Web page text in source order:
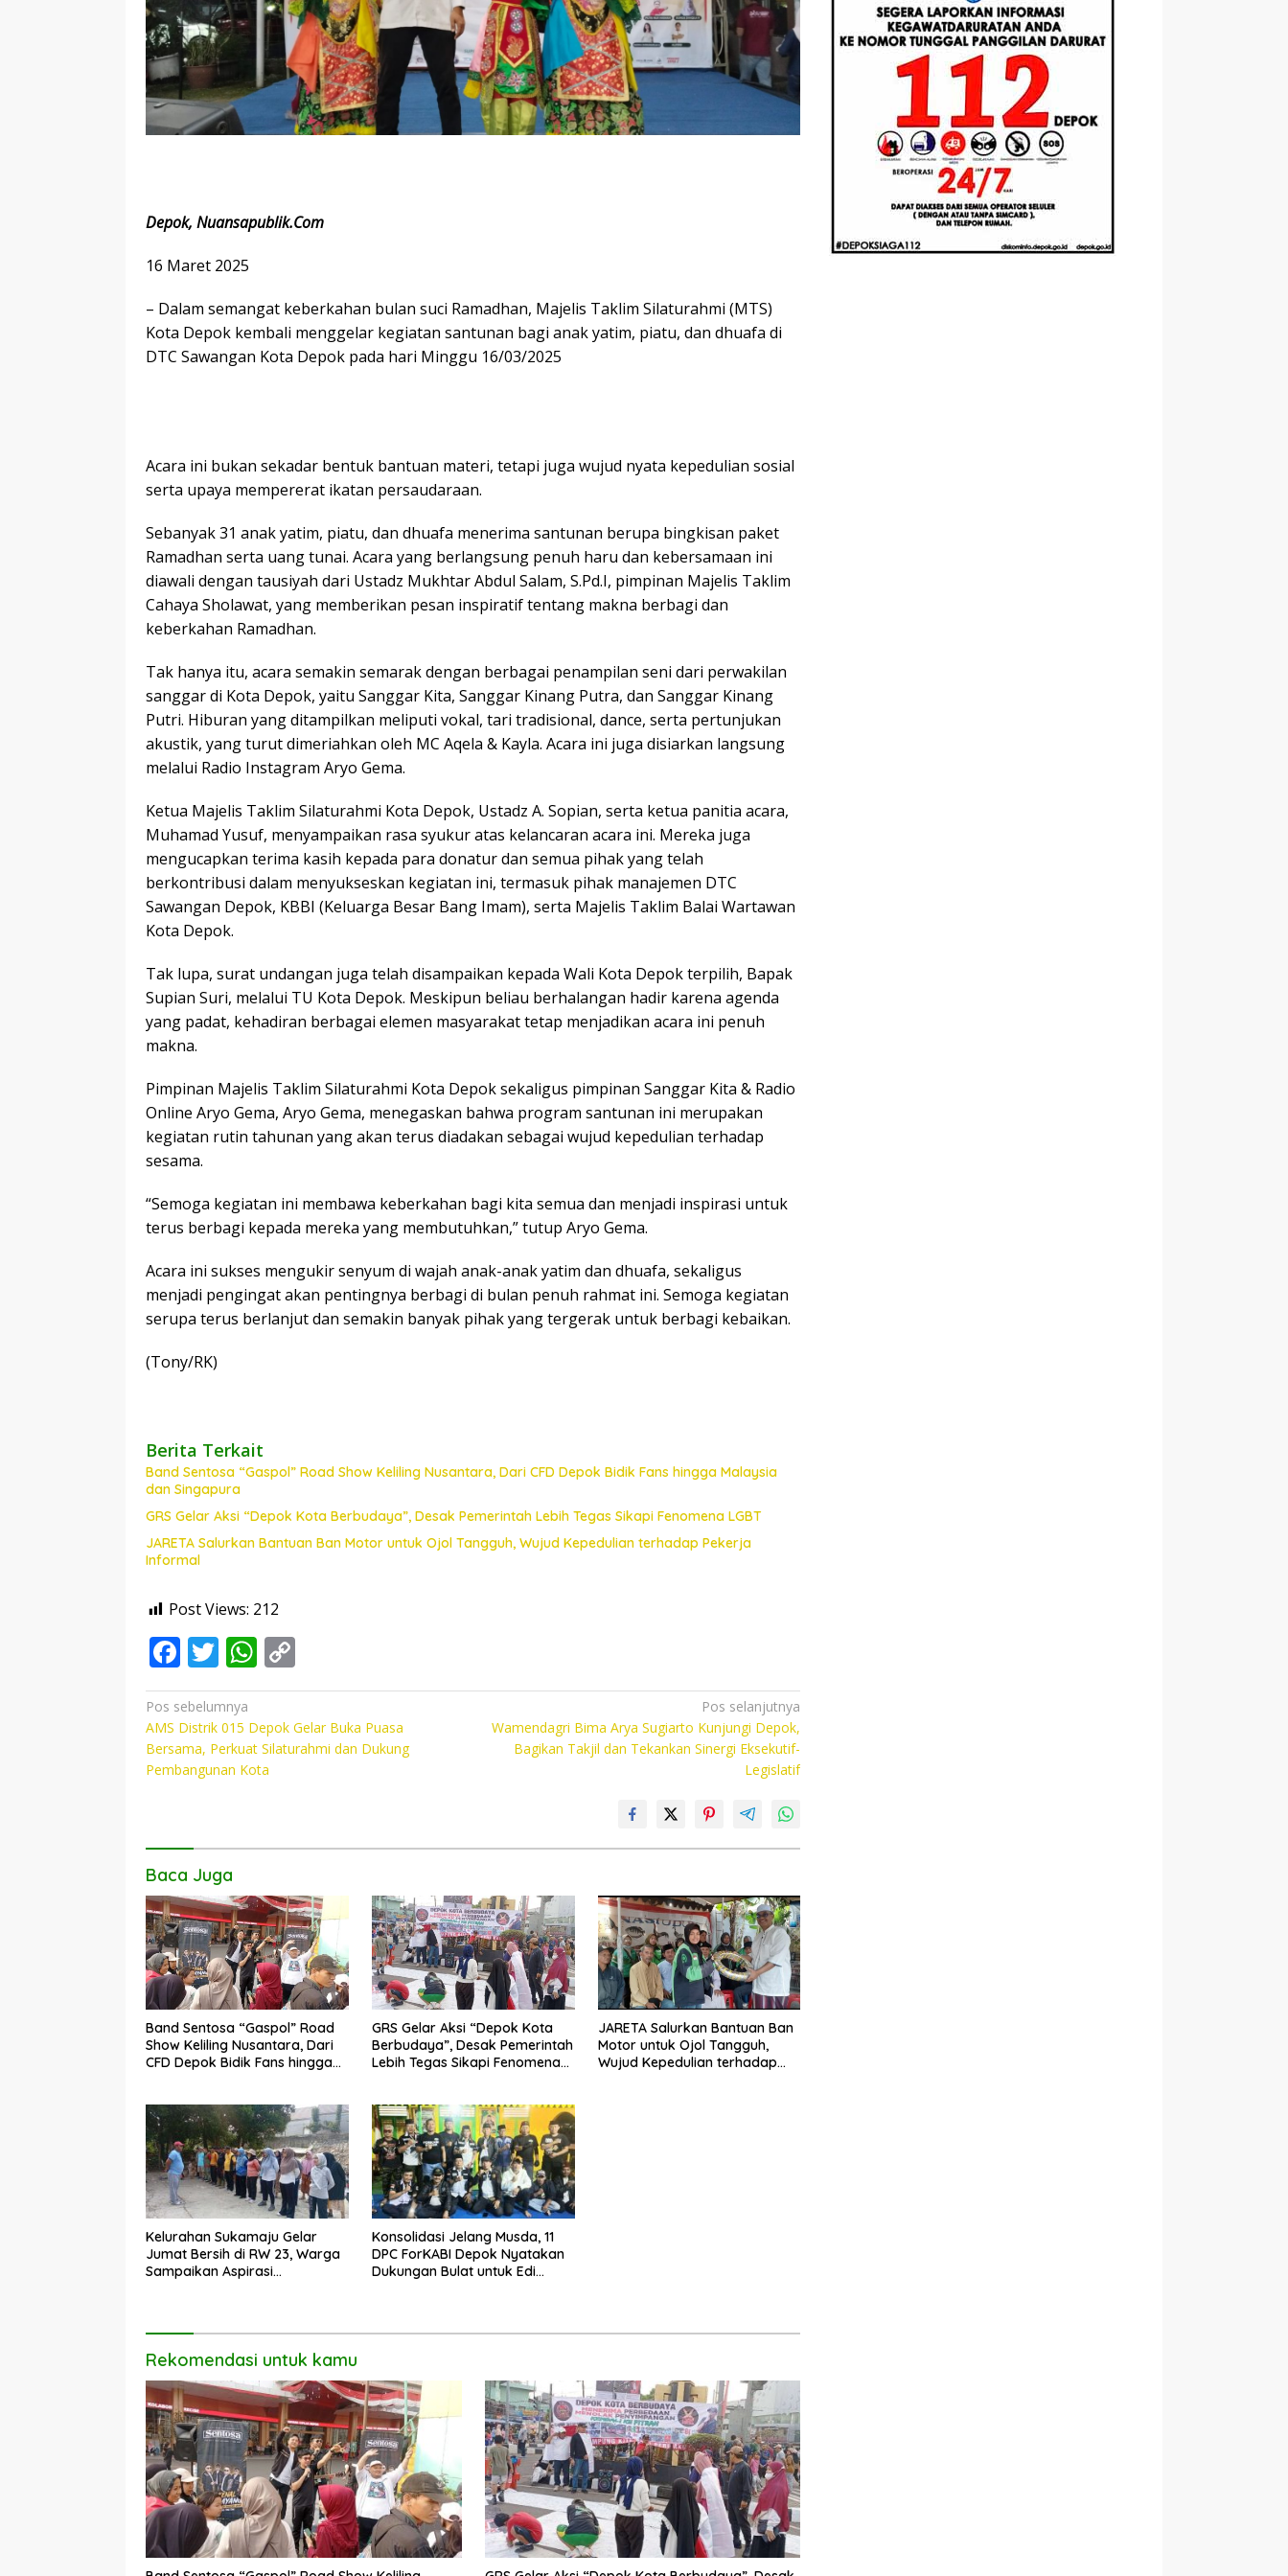
Depok, Nuansapublik.Com
16 Maret 2025
– Dalam semangat keberkahan bulan suci Ramadhan, Majelis Taklim Silaturahmi (MTS)
Kota Depok kembali menggelar kegiatan santunan bagi anak yatim, piatu, dan dhuafa di
DTC Sawangan Kota Depok pada hari Minggu 16/03/2025
Acara ini bukan sekadar bentuk bantuan materi, tetapi juga wujud nyata kepedulian sosial
serta upaya mempererat ikatan persaudaraan.
Sebanyak 31 anak yatim, piatu, dan dhuafa menerima santunan berupa bingkisan paket
Ramadhan serta uang tunai. Acara yang berlangsung penuh haru dan kebersamaan ini
diawali dengan tausiyah dari Ustadz Mukhtar Abdul Salam, S.Pd.I, pimpinan Majelis Taklim
Cahaya Sholawat, yang memberikan pesan inspiratif tentang makna berbagi dan
keberkahan Ramadhan.
Tak hanya itu, acara semakin semarak dengan berbagai penampilan seni dari perwakilan
sanggar di Kota Depok, yaitu Sanggar Kita, Sanggar Kinang Putra, dan Sanggar Kinang
Putri. Hiburan yang ditampilkan meliputi vokal, tari tradisional, dance, serta pertunjukan
akustik, yang turut dimeriahkan oleh MC Aqela & Kayla. Acara ini juga disiarkan langsung
melalui Radio Instagram Aryo Gema.
Ketua Majelis Taklim Silaturahmi Kota Depok, Ustadz A. Sopian, serta ketua panitia acara,
Muhamad Yusuf, menyampaikan rasa syukur atas kelancaran acara ini. Mereka juga
mengucapkan terima kasih kepada para donatur dan semua pihak yang telah
berkontribusi dalam menyukseskan kegiatan ini, termasuk pihak manajemen DTC
Sawangan Depok, KBBI (Keluarga Besar Bang Imam), serta Majelis Taklim Balai Wartawan
Kota Depok.
Tak lupa, surat undangan juga telah disampaikan kepada Wali Kota Depok terpilih, Bapak
Supian Suri, melalui TU Kota Depok. Meskipun beliau berhalangan hadir karena agenda
yang padat, kehadiran berbagai elemen masyarakat tetap menjadikan acara ini penuh
makna.
Pimpinan Majelis Taklim Silaturahmi Kota Depok sekaligus pimpinan Sanggar Kita & Radio
Online Aryo Gema, Aryo Gema, menegaskan bahwa program santunan ini merupakan
kegiatan rutin tahunan yang akan terus diadakan sebagai wujud kepedulian terhadap
sesama.
“Semoga kegiatan ini membawa keberkahan bagi kita semua dan menjadi inspirasi untuk
terus berbagi kepada mereka yang membutuhkan,” tutup Aryo Gema.
Acara ini sukses mengukir senyum di wajah anak-anak yatim dan dhuafa, sekaligus
menjadi pengingat akan pentingnya berbagi di bulan penuh rahmat ini. Semoga kegiatan
serupa terus berlanjut dan semakin banyak pihak yang tergerak untuk berbagi kebaikan.
(Tony/RK)
Berita Terkait
Band Sentosa “Gaspol” Road Show Keliling Nusantara, Dari CFD Depok Bidik Fans hingga Malaysia
dan Singapura
GRS Gelar Aksi “Depok Kota Berbudaya”, Desak Pemerintah Lebih Tegas Sikapi Fenomena LGBT
JARETA Salurkan Bantuan Ban Motor untuk Ojol Tangguh, Wujud Kepedulian terhadap Pekerja
Informal
Post Views: 212
F
ac
e
b
o
T
w
itt
er
W
h
at
s
A
o
p
y
Navigasi
pos
Pos sebelumnya
AMS Distrik 015 Depok Gelar Buka Puasa
Bersama, Perkuat Silaturahmi dan Dukung
Pembangunan Kota
Pos selanjutnya
Wamendagri Bima Arya Sugiarto Kunjungi Depok,
Bagikan Takjil dan Tekankan Sinergi Eksekutif-
Legislatif
Baca Juga
Band Sentosa “Gaspol” Road
Show Keliling Nusantara, Dari
CFD Depok Bidik Fans hingga
GRS Gelar Aksi “Depok Kota
Berbudaya”, Desak Pemerintah
Lebih Tegas Sikapi Fenomena
JARETA Salurkan Bantuan Ban
Motor untuk Ojol Tangguh,
Wujud Kepedulian terhadap
Kelurahan Sukamaju Gelar
Jumat Bersih di RW 23, Warga
Sampaikan Aspirasi
Konsolidasi Jelang Musda, 11
DPC ForKABI Depok Nyatakan
Dukungan Bulat untuk Edi
Rekomendasi untuk kamu
Penjelasan
Ilmiahnya
Augmented
Reality
Tahun Ajaran
2026-2027